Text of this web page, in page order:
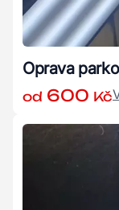
Oprava
od 600 Kč